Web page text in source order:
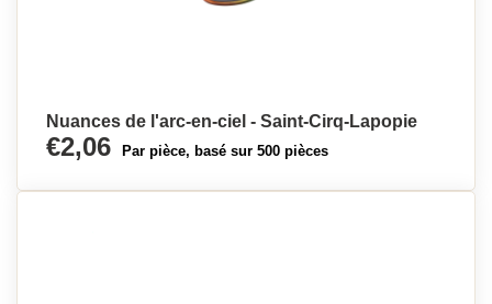
Nuances de l'arc-en-ciel - Saint-Cirq-Lapopie
€2,06 Par pièce, basé sur 500 pièces